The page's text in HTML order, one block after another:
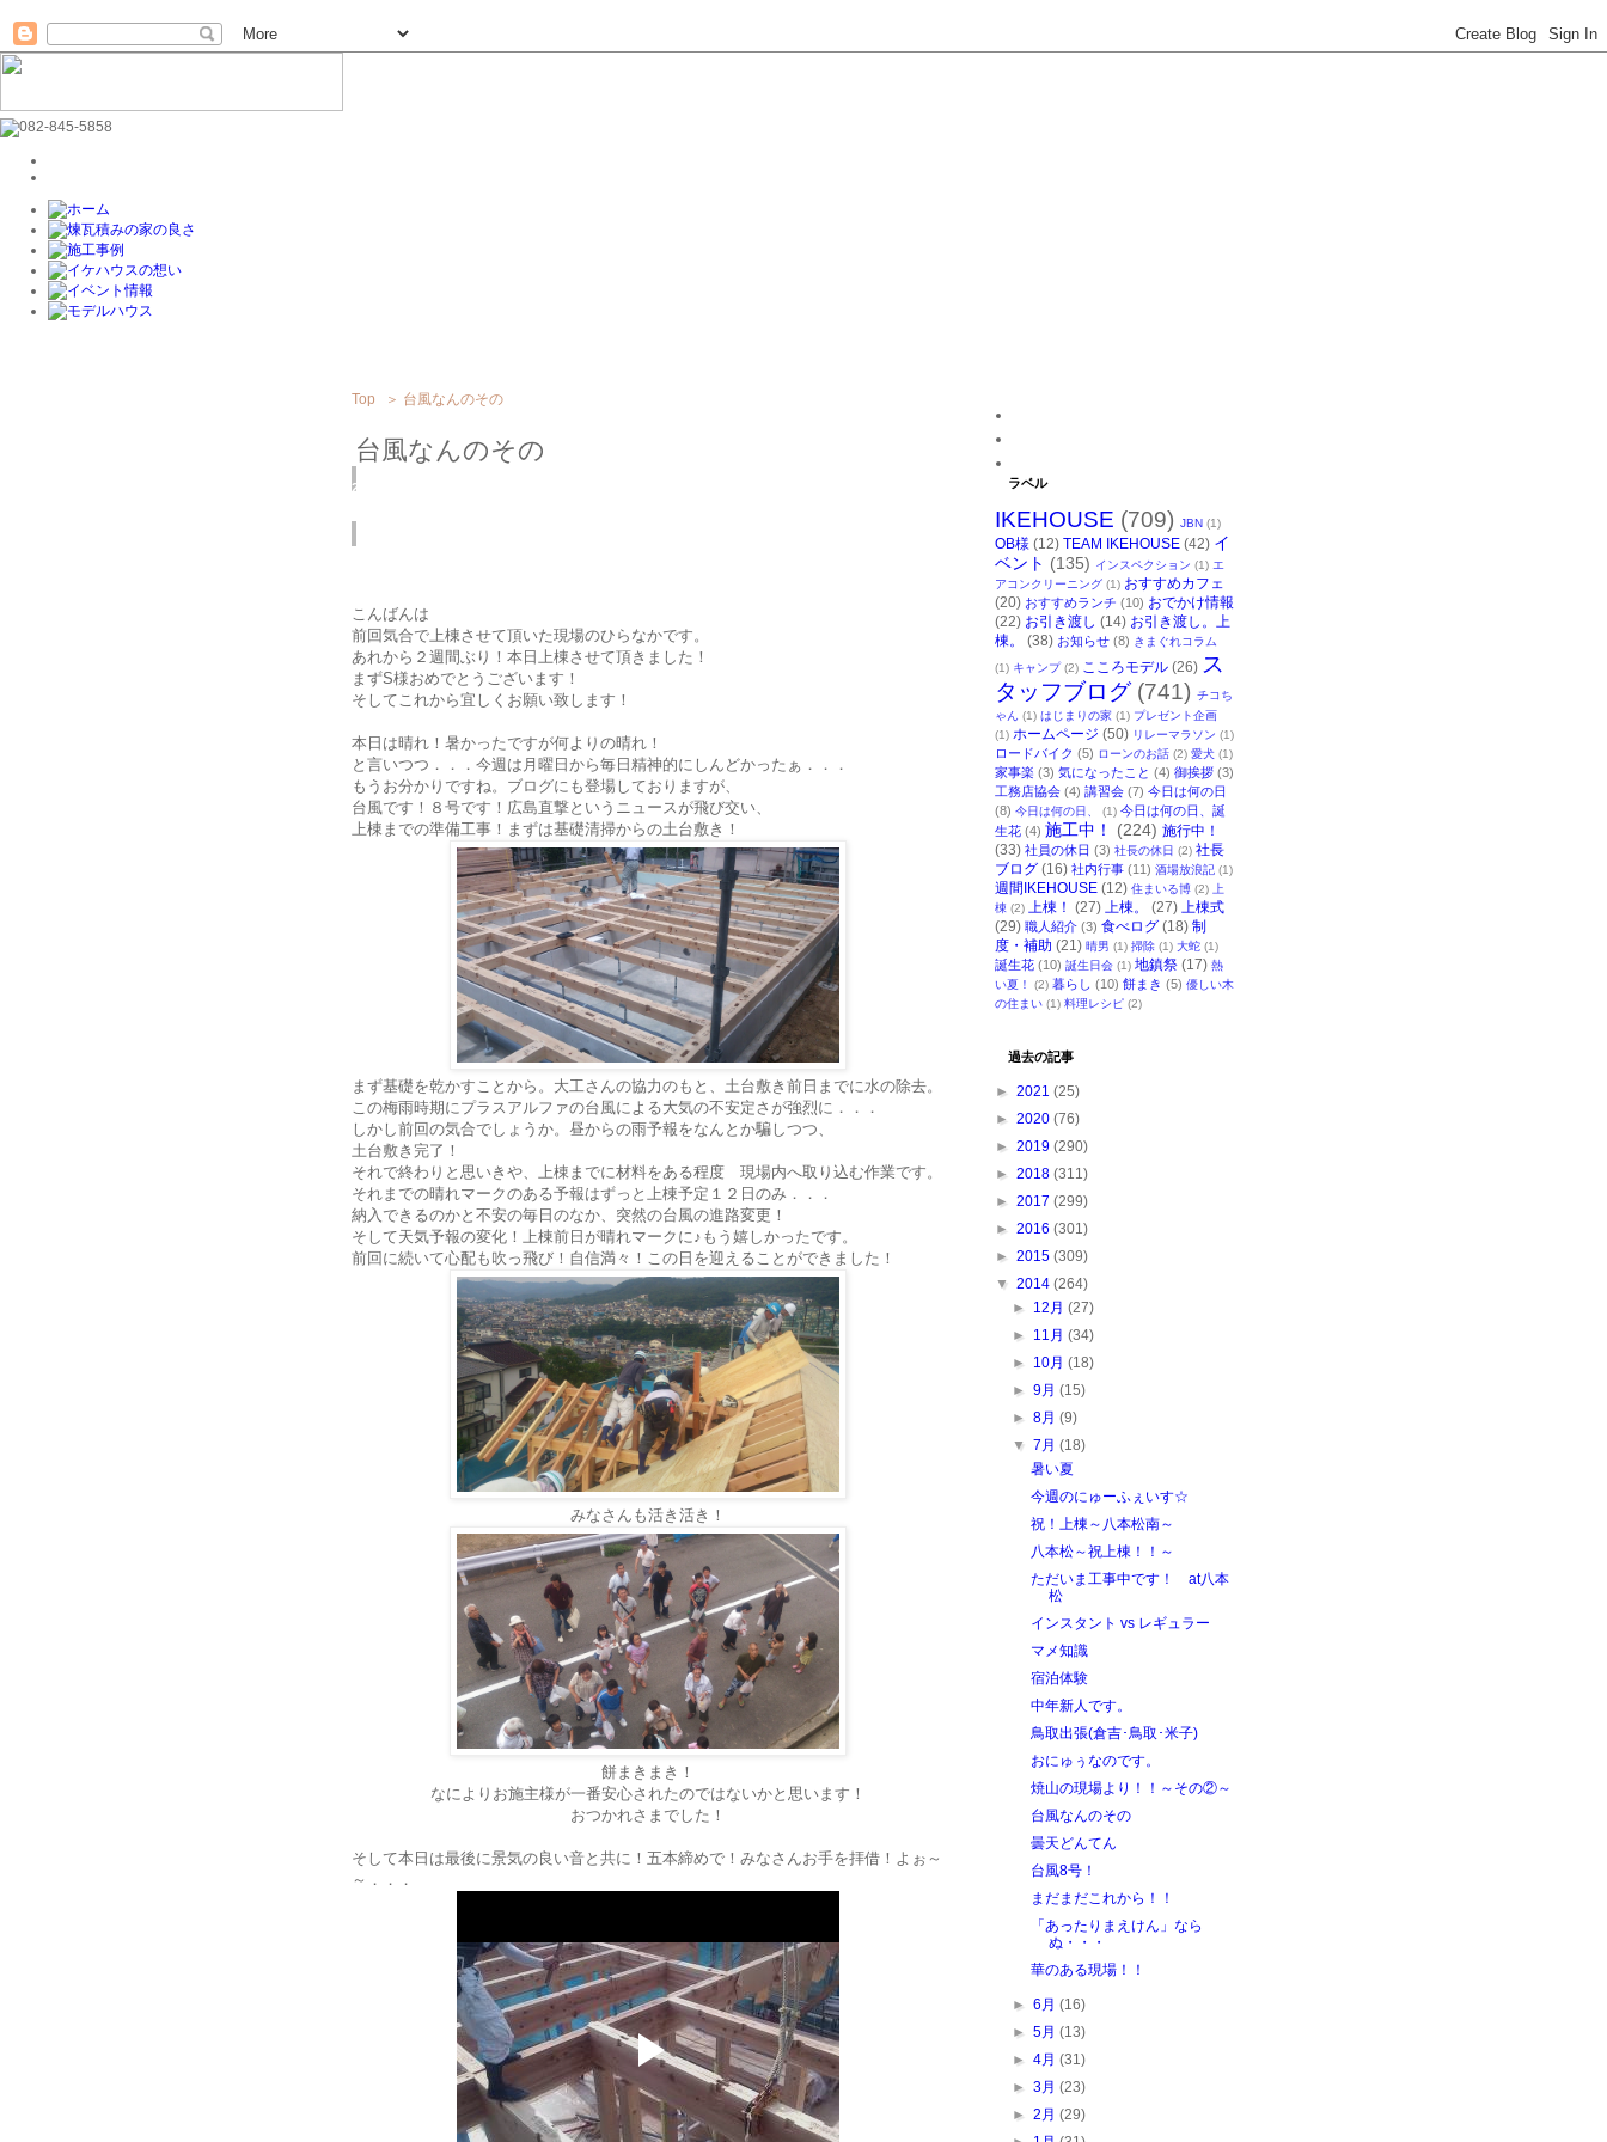
Top ＞ 台風なんのその
台風なんのその
2014
こんばんは
前回気合で上棟させて頂いた現場のひらなかです。
あれから２週間ぶり！本日上棟させて頂きました！
まずS様おめでとうございます！
そしてこれから宜しくお願い致します！
本日は晴れ！暑かったですが何よりの晴れ！
と言いつつ．．．今週は月曜日から毎日精神的にしんどかったぁ．．．
もうお分かりですね。ブログにも登場しておりますが、
台風です！８号です！広島直撃というニュースが飛び交い、
上棟までの準備工事！まずは基礎清掃からの土台敷き！
まず基礎を乾かすことから。大工さんの協力のもと、土台敷き前日までに水の除去。
この梅雨時期にプラスアルファの台風による大気の不安定さが強烈に．．．
しかし前回の気合でしょうか。昼からの雨予報をなんとか騙しつつ、
土台敷き完了！
それで終わりと思いきや、上棟までに材料をある程度 現場内へ取り込む作業です。
それまでの晴れマークのある予報はずっと上棟予定１２日のみ．．．
納入できるのかと不安の毎日のなか、突然の台風の進路変更！
そして天気予報の変化！上棟前日が晴れマークに♪もう嬉しかったです。
前回に続いて心配も吹っ飛び！自信満々！この日を迎えることができました！
みなさんも活き活き！
餅まきまき！
なによりお施主様が一番安心されたのではないかと思います！
おつかれさまでした！
そして本日は最後に景気の良い音と共に！五本締めで！みなさんお手を拝借！よぉ～
～．．．
ラベル
IKEHOUSE (709) JBN (1)
OB様 (12) TEAM IKEHOUSE (42) イ
ベント (135) インスペクション (1) エ
アコンクリーニング (1) おすすめカフェ
(20) おすすめランチ (10) おでかけ情報
(22) お引き渡し (14) お引き渡し。上
棟。
(38) お知らせ (8) きまぐれコラム
(1) キャンプ (2) こころモデル (26) ス
タッフブログ (741) チコち
ゃん
(1) はじまりの家 (1) プレゼント企画
(1) ホームページ (50) リレーマラソン (1)
ロードバイク (5) ローンのお話 (2) 愛犬 (1)
家事楽 (3) 気になったこと (4) 御挨拶 (3)
工務店協会 (4) 講習会 (7) 今日は何の日
(8) 今日は何の日、 (1) 今日は何の日、誕
生花 (4) 施工中！ (224) 施行中！
(33) 社員の休日 (3) 社長の休日 (2) 社長
ブログ (16) 社内行事 (11) 酒場放浪記 (1)
週間IKEHOUSE (12) 住まいる博 (2)
上
棟 (2) 上棟！ (27) 上棟。 (27) 上棟式
(29) 職人紹介 (3) 食べログ (18) 制
度・補助 (21) 晴男 (1) 掃除 (1) 大蛇 (1)
誕生花 (10) 誕生日会 (1) 地鎮祭 (17) 熱
い夏！
(2) 暮らし (10) 餅まき (5) 優しい木
の住まい (1) 料理レシピ (2)
過去の記事
► 2021 (25)
► 2020 (76)
► 2019 (290)
► 2018 (311)
► 2017 (299)
► 2016 (301)
► 2015 (309)
▼ 2014 (264)
► 12月 (27)
► 11月 (34)
► 10月 (18)
►9月 (15)
►8月 (9)
▼ 7月 (18)
暑い夏
今週のにゅーふぇいす☆
祝！上棟～八本松南～
八本松～祝上棟！！～
ただいま工事中です！ at八本
松
インスタント vs レギュラー
マメ知識
宿泊体験
中年新人です。
鳥取出張(倉吉･鳥取･米子)
おにゅぅなのです。
焼山の現場より！！～その②～
台風なんのその
曇天どんてん
台風8号！
まだまだこれから！！
「あったりまえけん」なら
ぬ・・・
華のある現場！！
►6月 (16)
►5月 (13)
►4月 (31)
►3月 (23)
►2月 (29)